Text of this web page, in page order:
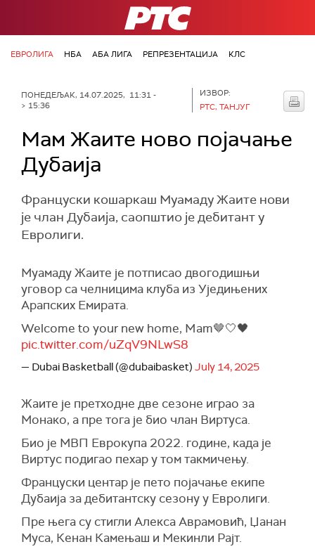
РТС
ЕВРОЛИГА НБА АБА ЛИГА РЕПРЕЗЕНТАЦИЈА КЛС
ПОНЕДЕЉАК, 14.07.2025, 11:31 -
> 15:36
ИЗВОР:
РТС, ТАНЈУГ
Мам Жаите ново појачање
Дубаија
Француски кошаркаш Муамаду Жаите нови
је члан Дубаија, саопштио је дебитант у
Евролиги.
Муамаду Жаите jе потписао двогодишњи
уговор са челницима клуба из Уједињених
Арапских Емирата.
Welcome to your new home, Mam🤎🤍🖤
pic.twitter.com/uZqV9NLwS8
— Dubai Basketball (@dubaibasket) July 14, 2025
Жаите је претходне две сезоне играо за
Монако, а пре тога је био члан Виртуса.
Био је МВП Еврокупа 2022. године, када је
Виртус подигао пехар у том такмичењу.
Француски центар је пето појачање екипе
Дубаија за дебитантску сезону у Евролиги.
Пре њега су стигли Алекса Аврамовић, Џанан
Муса, Кенан Камењаш и Мекинли Рајт.